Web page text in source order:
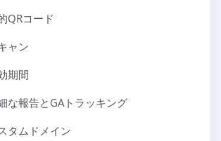
QRコード
ャン
期間
な報告とGAトラッキング
タムドメイン